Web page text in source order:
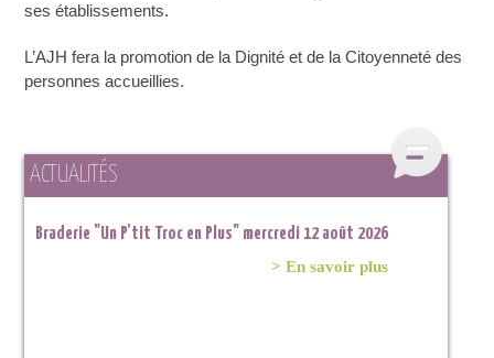
ses établissements.
L’AJH fera la promotion de la Dignité et de la Citoyenneté des
personnes accueillies.
ACTUALITÉS
Braderie "Un P'tit Troc en Plus" mercredi 12 août 2026
> En savoir plus